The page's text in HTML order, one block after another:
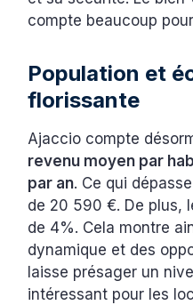
compte beaucoup
Population et
florissante
Ajaccio compte
revenu moyen par
par an. Ce qui
de 20 590 €. De plus,
de 4%. Cela montre
dynamique et des
laisse présager un
intéressant pour les